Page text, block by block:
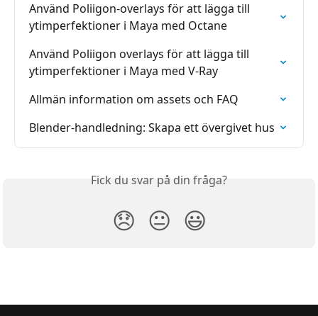
Använd Poliigon-overlays för att lägga till
ytimperfektioner i Maya med Octane
Använd Poliigon overlays för att lägga till
ytimperfektioner i Maya med V-Ray
Allmän information om assets och FAQ
Blender-handledning: Skapa ett övergivet hus
Fick du svar på din fråga?
😞 😐 😃